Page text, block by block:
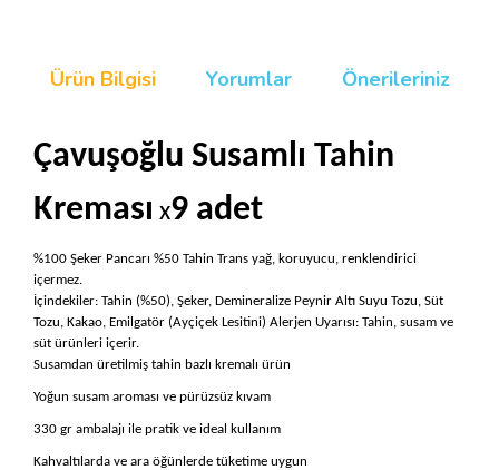
Ürün Bilgisi Yorumlar Önerileriniz
Çavuşoğlu Susamlı Tahin
Kreması x9 adet
%100 Şeker Pancarı %50 Tahin Trans yağ, koruyucu, renklendirici
içermez.
İçindekiler: Tahin (%50), Şeker, Demineralize Peynir Altı Suyu Tozu, Süt
Tozu, Kakao, Emilgatör (Ayçiçek Lesitini) Alerjen Uyarısı: Tahin, susam ve
süt ürünleri içerir.
Susamdan üretilmiş tahin bazlı kremalı ürün
Yoğun susam aroması ve pürüzsüz kıvam
330 gr ambalajı ile pratik ve ideal kullanım
Kahvaltılarda ve ara öğünlerde tüketime uygun